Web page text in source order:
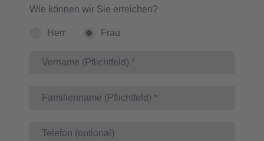
Wie können wir Sie erreichen?
Herr Frau